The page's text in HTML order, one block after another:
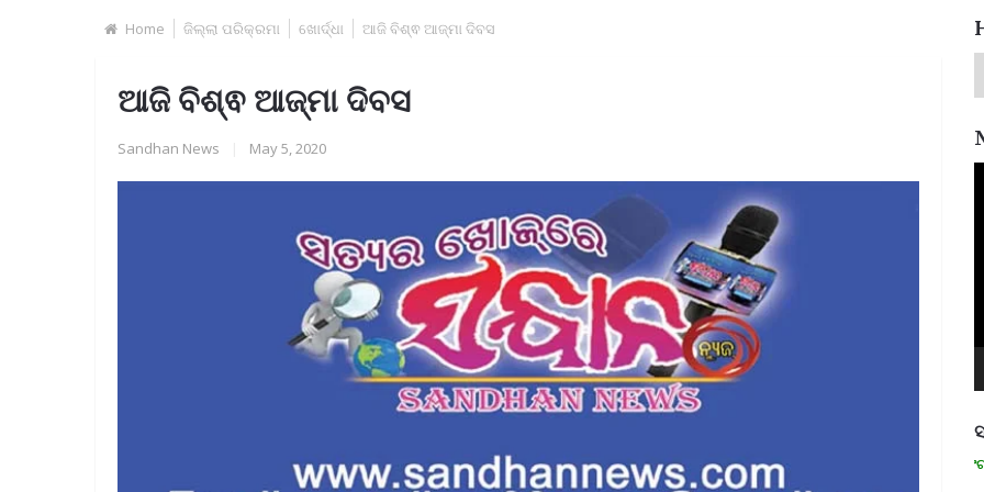
Home ଜିଲ୍ଲା ପରିକ୍ରମା ଖୋର୍ଦ୍ଧା ଆଜି ବିଶ୍ଵ ଆଜ୍‌ମା ଦିବସ
ଆଜି ବିଶ୍ଵ ଆଜ୍‌ମା ଦିବସ
Sandhan News May 5, 2020
ମନେ ପଡନ୍ତି: ସ୍ୱାଧୀନତା ସଂଗ୍ରାମୀ